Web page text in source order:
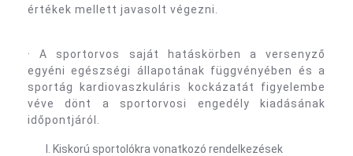
értékek mellett javasolt végezni.
· A sportorvos saját hatáskörben a versenyző
egyéni egészségi állapotának függvényében és a
sportág kardiovaszkuláris kockázatát figyelembe
véve dönt a sportorvosi engedély kiadásának
időpontjáról.
Kiskorú sportolókra vonatkozó rendelkezések